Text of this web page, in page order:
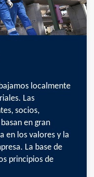
localmente
Las
socios,
en gran
en los valores y la
La base de
principios de